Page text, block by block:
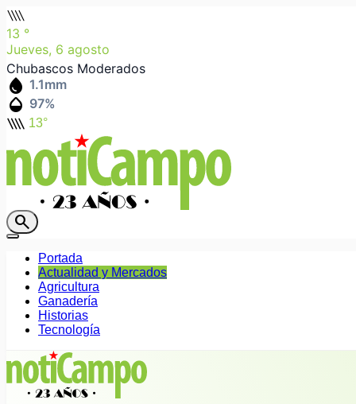
rainy_heavy
13 °
Jueves, 6 agosto
Chubascos Moderados
water_drop 1.1mm
humidity_mid 97%
rainy_heavy 13°
search
Portada
Actualidad y Mercados
Agricultura
Ganadería
Historias
Tecnología